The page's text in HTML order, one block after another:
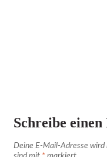
Schreibe
Deine E-Mail-Adresse